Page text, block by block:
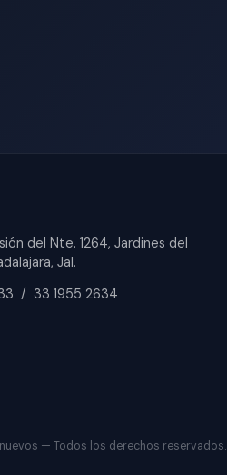
del Nte. 1264, Jardines del
Jal.
/ 33 1955 2634
— Todos los derechos reservados.